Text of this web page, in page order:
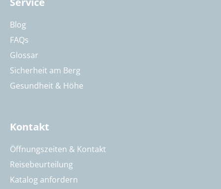
Blog
FAQs
Glossar
Sicherheit am Berg
Gesundheit & Höhe
Kontakt
Öffnungszeiten & Kontakt
Reisebeurteilung
Katalog anfordern